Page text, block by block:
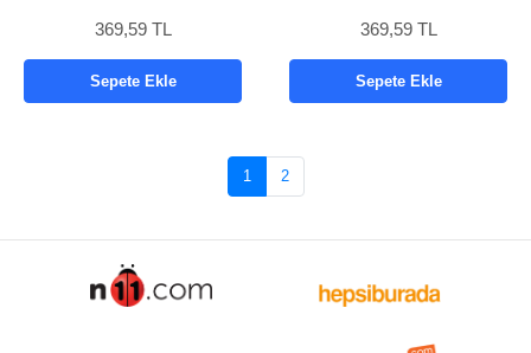
369,59 TL
Sepete Ekle
369,59 TL
Sepete Ekle
1 2